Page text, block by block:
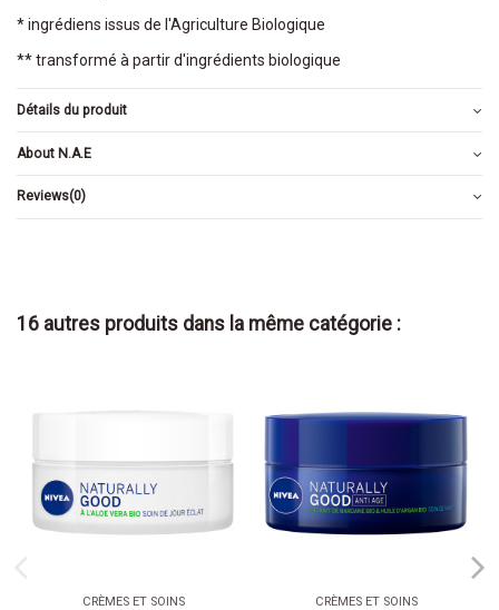
* ingrédiens issus de l'Agriculture Biologique
** transformé à partir d'ingrédients biologique
Détails du produit
About N.A.E
Reviews(0)
16 autres produits dans la même catégorie :
CRÈMES ET SOINS CRÈMES ET SOINS